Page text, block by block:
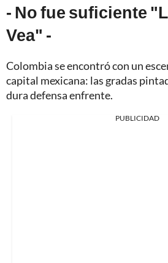
- No fue suficiente
Vea" -
Colombia se encontró con un
capital mexicana: las gradas
dura defensa enfrente.
PUBLICIDAD